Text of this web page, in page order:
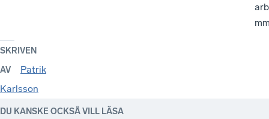
SKRIVEN
AV
Patrik
Karlsson
DU KANSKE OCKSÅ VILL LÄSA